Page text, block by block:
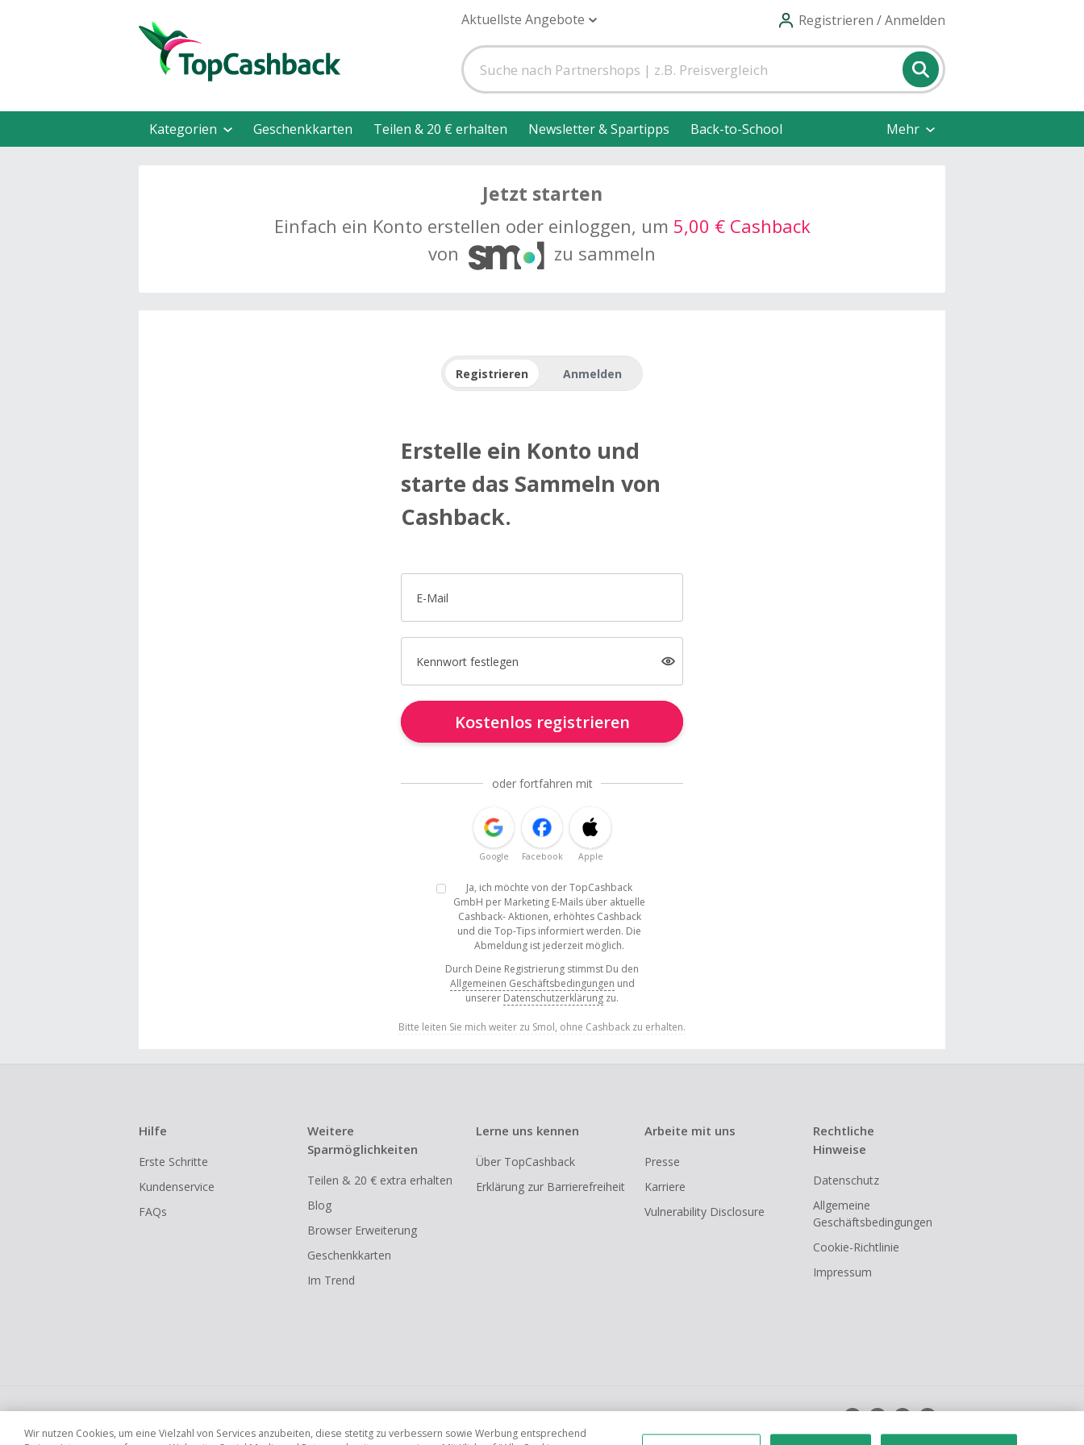
Aktuellste Angebote Registrieren / Anmelden
Kategorien Geschenkkarten Teilen & 20 € erhalten Newsletter & Spartipps Back-to-School Mehr
Jetzt starten
Einfach ein Konto erstellen oder einloggen, um 5,00 € Cashback
von
zu sammeln
Registrieren Anmelden
Erstelle ein Konto und
starte das Sammeln von
Cashback.
E-Mail
Kennwort festlegen
Kostenlos registrieren
oder fortfahren mit
Google Facebook Apple
Ja, ich möchte von der TopCashback
GmbH per Marketing E-Mails über aktuelle
Cashback- Aktionen, erhöhtes Cashback
und die Top-Tips informiert werden. Die
Abmeldung ist jederzeit möglich.
Durch Deine Registrierung stimmst Du den
Allgemeinen Geschäftsbedingungen und
unserer Datenschutzerklärung zu.
Bitte leiten Sie mich weiter zu Smol, ohne Cashback zu erhalten.
Hilfe
Erste Schritte
Kundenservice
FAQs
Weitere
Sparmöglichkeiten
Teilen & 20 € extra erhalten
Blog
Browser Erweiterung
Geschenkkarten
Im Trend
Lerne uns kennen
Über TopCashback
Erklärung zur Barrierefreiheit
Arbeite mit uns
Presse
Karriere
Vulnerability Disclosure
Rechtliche
Hinweise
Datenschutz
Allgemeine
Geschäftsbedingungen
Cookie-Richtlinie
Impressum
Globale Websites UK US CN JP FR AU IT ES
Wir nutzen Cookies, um eine Vielzahl von Services anzubeiten, diese stetitg zu verbessern sowie Werbung entsprechend